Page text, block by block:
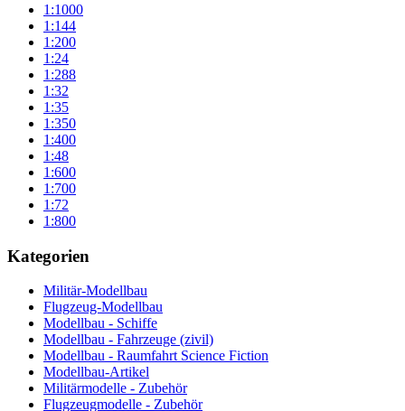
1:1000
1:144
1:200
1:24
1:288
1:32
1:35
1:350
1:400
1:48
1:600
1:700
1:72
1:800
Kategorien
Militär-Modellbau
Flugzeug-Modellbau
Modellbau - Schiffe
Modellbau - Fahrzeuge (zivil)
Modellbau - Raumfahrt Science Fiction
Modellbau-Artikel
Militärmodelle - Zubehör
Flugzeugmodelle - Zubehör